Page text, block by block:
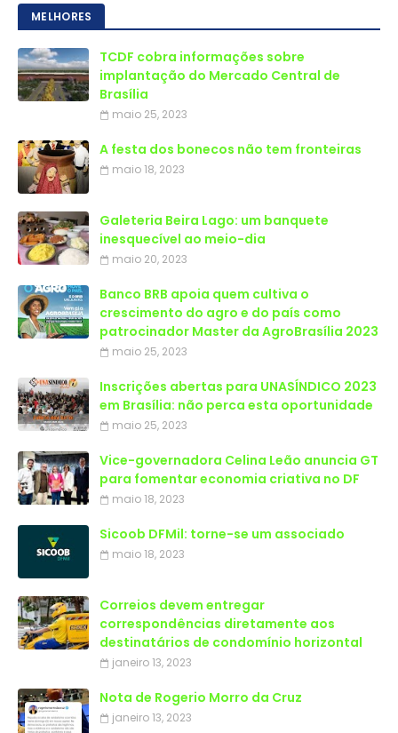
MELHORES
TCDF cobra informações sobre
implantação do Mercado Central de
Brasília
maio 25, 2023
A festa dos bonecos não tem fronteiras
maio 18, 2023
Galeteria Beira Lago: um banquete
inesquecível ao meio-dia
maio 20, 2023
Banco BRB apoia quem cultiva o
crescimento do agro e do país como
patrocinador Master da AgroBrasília 2023
maio 25, 2023
Inscrições abertas para UNASÍNDICO 2023
em Brasília: não perca esta oportunidade
maio 25, 2023
Vice-governadora Celina Leão anuncia GT
para fomentar economia criativa no DF
maio 18, 2023
Sicoob DFMil: torne-se um associado
maio 18, 2023
Correios devem entregar
correspondências diretamente aos
destinatários de condomínio horizontal
janeiro 13, 2023
Nota de Rogerio Morro da Cruz
janeiro 13, 2023